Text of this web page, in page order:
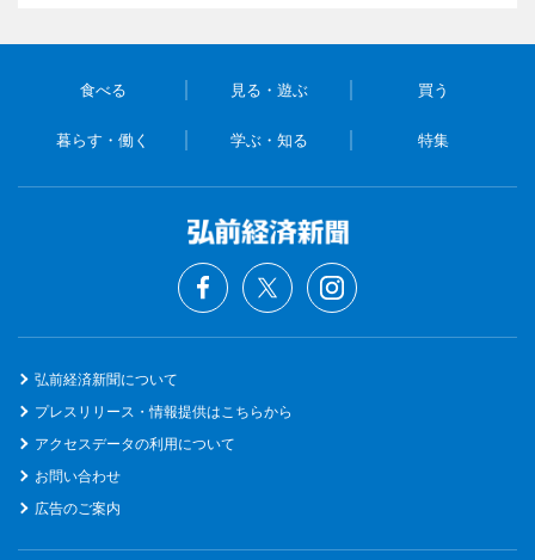
食べる 見る・遊ぶ 買う
暮らす・働く 学ぶ・知る 特集
弘前経済新聞について
プレスリリース・情報提供はこちらから
アクセスデータの利用について
お問い合わせ
広告のご案内